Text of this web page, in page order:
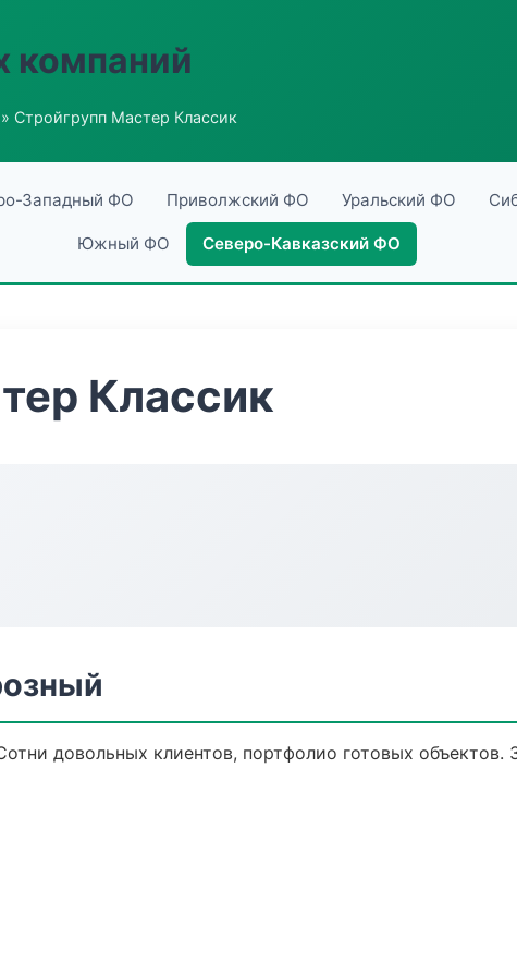
компаний
» Стройгрупп Мастер Классик
Западный ФО Приволжский ФО Уральский ФО
Южный ФО Северо-Кавказский ФО
Классик
довольных клиентов, портфолио готовых объектов.